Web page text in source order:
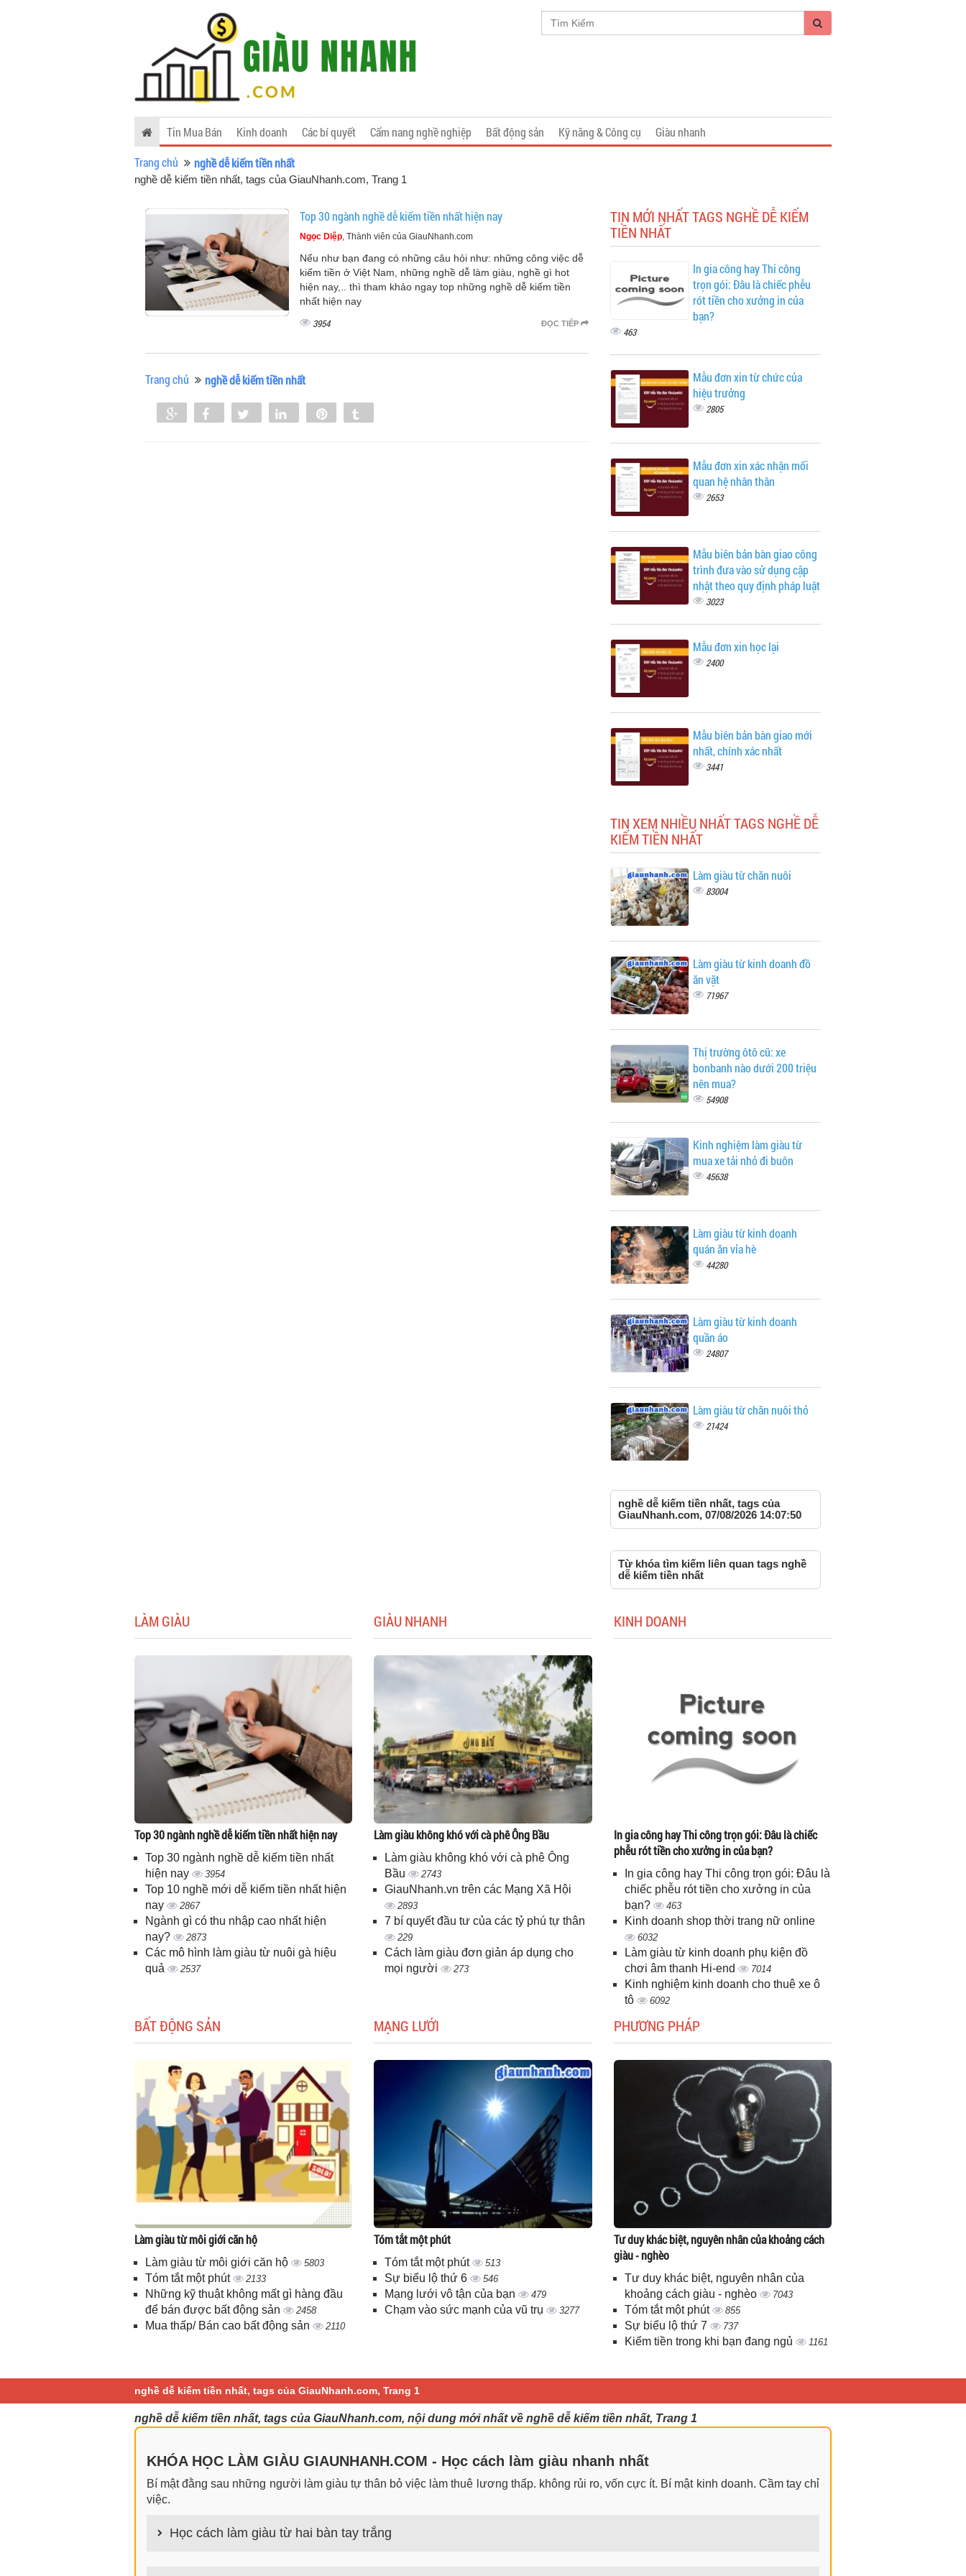
Tin Mua Bán Kinh doanh Các bí quyết Cẩm nang nghề nghiệp Bất động sản Kỹ năng & Công cụ
Giàu nhanh
Trang chủ
nghề dễ kiếm tiền nhất
nghề dễ kiếm tiền nhất, tags của GiauNhanh.com, Trang 1
Top 30 ngành nghề dễ kiếm tiền nhất hiện nay
Ngọc Diệp, Thành viên của GiauNhanh.com
Nếu như bạn đang có những câu hỏi như: những công việc dễ
kiếm tiền ở Việt Nam, những nghề dễ làm giàu, nghề gì hot
hiện nay,.. thì tham khảo ngay top những nghề dễ kiếm tiền
nhất hiện nay
ĐỌC TIẾP
3954
Trang chủ nghề dễ kiếm tiền nhất
Share Share Tweet Share
TIN MỚI NHẤT TAGS NGHỀ DỄ KIẾM
TIỀN NHẤT
In gia công hay Thi công
trọn gói: Đâu là chiếc phễu
rót tiền cho xưởng in của
bạn?
463
Mẫu đơn xin từ chức của
hiệu trưởng
2805
Mẫu đơn xin xác nhận mối
quan hệ nhân thân
2653
Mẫu biên bản bàn giao công
trình đưa vào sử dụng cập
nhật theo quy định pháp luật
3023
Mẫu đơn xin học lại
2400
Mẫu biên bản bàn giao mới
nhất, chính xác nhất
3441
TIN XEM NHIỀU NHẤT TAGS NGHỀ DỄ
KIẾM TIỀN NHẤT
Làm giàu từ chăn nuôi
83004
Làm giàu từ kinh doanh đồ
ăn vặt
71967
Thị trường ôtô cũ: xe
bonbanh nào dưới 200 triệu
nên mua?
54908
Kinh nghiệm làm giàu từ
mua xe tải nhỏ đi buôn
45638
Làm giàu từ kinh doanh
quán ăn vỉa hè
44280
Làm giàu từ kinh doanh
quần áo
24807
Làm giàu từ chăn nuôi thỏ
21424
nghề dễ kiếm tiền nhất, tags của
GiauNhanh.com, 07/08/2026 14:07:50
Từ khóa tìm kiếm liên quan tags nghề
dễ kiếm tiền nhất
LÀM GIÀU
Top 30 ngành nghề dễ kiếm tiền nhất hiện nay
Top 30 ngành nghề dễ kiếm tiền nhất
hiện nay
3954
Top 10 nghề mới dễ kiếm tiền nhất hiện
nay
2867
Ngành gì có thu nhập cao nhất hiện
nay?
2873
Các mô hình làm giàu từ nuôi gà hiệu
quả
2537
GIÀU NHANH
Làm giàu không khó với cà phê Ông Bầu
Làm giàu không khó với cà phê Ông
Bầu
2743
GiauNhanh.vn trên các Mạng Xã Hội
2893
7 bí quyết đầu tư của các tỷ phú tự thân
229
Cách làm giàu đơn giản áp dụng cho
mọi người
273
KINH DOANH
In gia công hay Thi công trọn gói: Đâu là chiếc
phễu rót tiền cho xưởng in của bạn?
In gia công hay Thi công trọn gói: Đâu là
chiếc phễu rót tiền cho xưởng in của
bạn?
463
Kinh doanh shop thời trang nữ online
6032
Làm giàu từ kinh doanh phụ kiện đồ
chơi âm thanh Hi-end
7014
Kinh nghiệm kinh doanh cho thuê xe ô
tô
6092
BẤT ĐỘNG SẢN
Làm giàu từ môi giới căn hộ
Làm giàu từ môi giới căn hộ 5803
Tóm tắt một phút 2133
Những kỹ thuật không mất gì hàng đầu
để bán được bất động sản
2458
Mua thấp/ Bán cao bất động sản 2110
MẠNG LƯỚI
Tóm tắt một phút
Tóm tắt một phút 513
Sự biểu lộ thứ 6 546
Mạng lưới vô tận của bạn 479
Chạm vào sức mạnh của vũ trụ 3277
PHƯƠNG PHÁP
Tư duy khác biệt, nguyên nhân của khoảng cách
giàu - nghèo
Tư duy khác biệt, nguyên nhân của
khoảng cách giàu - nghèo
7043
Tóm tắt một phút 855
Sự biểu lộ thứ 7 737
Kiếm tiền trong khi bạn đang ngủ 1161
nghề dễ kiếm tiền nhất, tags của GiauNhanh.com, Trang 1
nghề dễ kiếm tiền nhất, tags của GiauNhanh.com, nội dung mới nhất về nghề dễ kiếm tiền nhất, Trang 1
KHÓA HỌC LÀM GIÀU GIAUNHANH.COM - Học cách làm giàu nhanh nhất
Bí mật đằng sau những người làm giàu tự thân bỏ việc làm thuê lương thấp. không rủi ro, vốn cực ít. Bí mật kinh doanh. Cầm tay chỉ
việc.
Học cách làm giàu từ hai bàn tay trắng